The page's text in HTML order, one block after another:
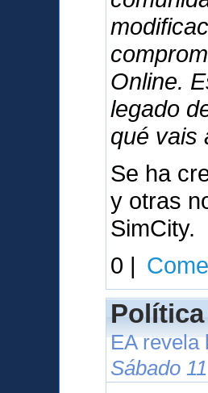
Online.
legado
qué vais
Se ha
y otras
SimCity.
0 |
EA revela
Sábado